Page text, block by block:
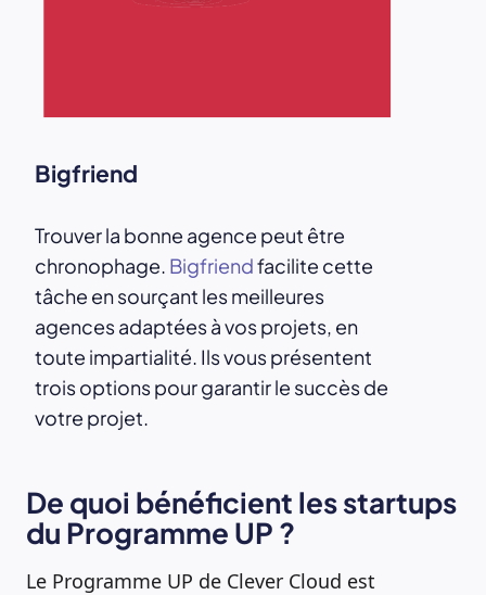
Bigfriend
Trouver la bonne agence peut être
chronophage. Bigfriendfacilite cette
tâche en sourçant les meilleures
agences adaptées à vos projets, en
toute impartialité. Ils vous présentent
trois options pour garantir le succès de
votre projet.
De quoi bénéficient les startups
du Programme UP ?
Le Programme UP de Clever Cloud est